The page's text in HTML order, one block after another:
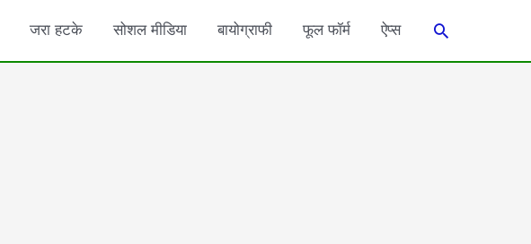
जरा हटके सोशल मीडिया बायोग्राफी फूल फॉर्म ऐप्स Search